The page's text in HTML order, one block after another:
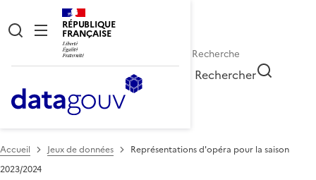
RÉPUBLIQUE
FRANÇAISE
Rechercher
Accueil Jeux de données
Représentations d'opéra pour la saison
2023/2024